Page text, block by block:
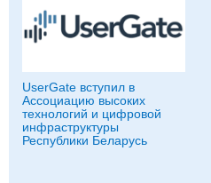
UserGate вступил в
Ассоциацию высоких
технологий и цифровой
инфраструктуры
Республики Беларусь